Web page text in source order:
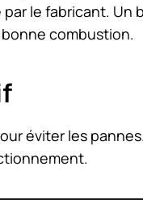
le fabricant. Un
combustion.
éviter les